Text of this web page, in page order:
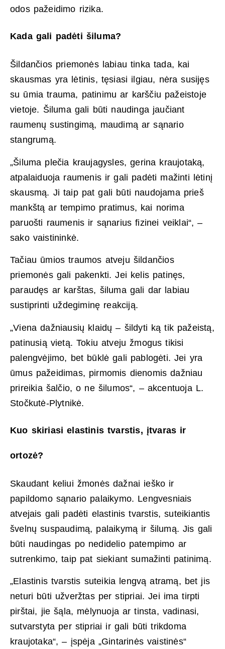
odos pažeidimo rizika.
Kada gali padėti šiluma?
Šildančios priemonės labiau tinka tada, kai
skausmas yra lėtinis, tęsiasi ilgiau, nėra susijęs
su ūmia trauma, patinimu ar karščiu pažeistoje
vietoje. Šiluma gali būti naudinga jaučiant
raumenų sustingimą, maudimą ar sąnario
stangrumą.
„Šiluma plečia kraujagysles, gerina kraujotaką,
atpalaiduoja raumenis ir gali padėti mažinti lėtinį
skausmą. Ji taip pat gali būti naudojama prieš
mankštą ar tempimo pratimus, kai norima
paruošti raumenis ir sąnarius fizinei veiklai“, –
sako vaistininkė.
Tačiau ūmios traumos atveju šildančios
priemonės gali pakenkti. Jei kelis patinęs,
paraudęs ar karštas, šiluma gali dar labiau
sustiprinti uždegiminę reakciją.
„Viena dažniausių klaidų – šildyti ką tik pažeistą,
patinusią vietą. Tokiu atveju žmogus tikisi
palengvėjimo, bet būklė gali pablogėti. Jei yra
ūmus pažeidimas, pirmomis dienomis dažniau
prireikia šalčio, o ne šilumos“, – akcentuoja L.
Stočkutė-Plytnikė.
Kuo skiriasi elastinis tvarstis, įtvaras ir
ortozė?
Skaudant keliui žmonės dažnai ieško ir
papildomo sąnario palaikymo. Lengvesniais
atvejais gali padėti elastinis tvarstis, suteikiantis
švelnų suspaudimą, palaikymą ir šilumą. Jis gali
būti naudingas po nedidelio patempimo ar
sutrenkimo, taip pat siekiant sumažinti patinimą.
„Elastinis tvarstis suteikia lengvą atramą, bet jis
neturi būti užveržtas per stipriai. Jei ima tirpti
pirštai, jie šąla, mėlynuoja ar tinsta, vadinasi,
sutvarstyta per stipriai ir gali būti trikdoma
kraujotaka“, – įspėja „Gintarinės vaistinės“